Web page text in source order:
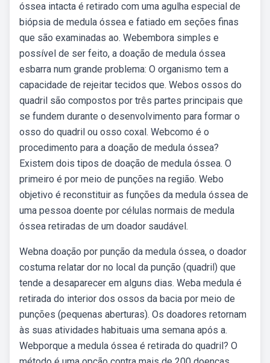
óssea intacta é retirado com uma agulha especial de
biópsia de medula óssea e fatiado em seções finas
que são examinadas ao. Webembora simples e
possível de ser feito, a doação de medula óssea
esbarra num grande problema: O organismo tem a
capacidade de rejeitar tecidos que. Webos ossos do
quadril são compostos por três partes principais que
se fundem durante o desenvolvimento para formar o
osso do quadril ou osso coxal. Webcomo é o
procedimento para a doação de medula óssea?
Existem dois tipos de doação de medula óssea. O
primeiro é por meio de punções na região. Webo
objetivo é reconstituir as funções da medula óssea de
uma pessoa doente por células normais de medula
óssea retiradas de um doador saudável.
Webna doação por punção da medula óssea, o doador
costuma relatar dor no local da punção (quadril) que
tende a desaparecer em alguns dias. Weba medula é
retirada do interior dos ossos da bacia por meio de
punções (pequenas aberturas). Os doadores retornam
às suas atividades habituais uma semana após a.
Webporque a medula óssea é retirada do quadril? O